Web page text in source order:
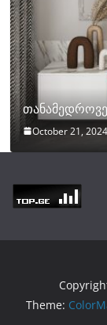
October 21, 2024
Theme: